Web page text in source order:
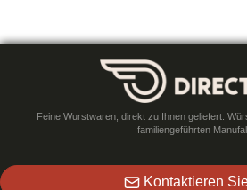
Feine Wurstwaren, direkt zu Ihnen geliefert.
familiengeführten
Kontaktieren